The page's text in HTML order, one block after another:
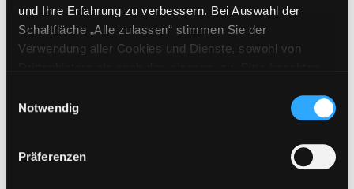
und Ihre Erfahrung zu verbessern. Bei Auswahl der
Schaltfläche „Alle zulassen“ stimmen Sie der
Verwendung aller Cookies und Dienste, sowohl von
Cookies von Drittanbietern, eine Verarbeitung in
unsicheren Drittländern (Länder außerhalb des EWR
ohne adäquates Datenschutzniveau) stattfinden kann. In
diesem Zusammenhang können aktuell Risiken für
Notwendig
Präferenzen
Mehr Informationen ein-/ausblenden
Zweigstelle:
Standort 2: